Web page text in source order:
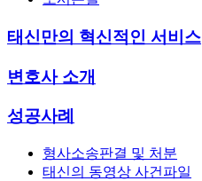
태신만의 혁신적인 서비스
변호사 소개
성공사례
형사소송판결 및 처분
태신의 동영상 사건파일